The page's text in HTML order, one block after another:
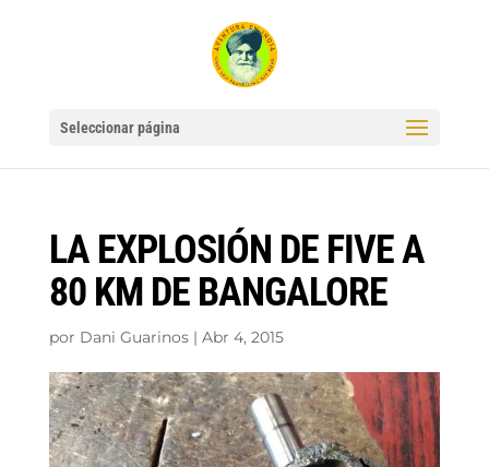
Seleccionar página
LA EXPLOSIÓN DE FIVE A
80 KM DE BANGALORE
por Dani Guarinos| Abr 4, 2015